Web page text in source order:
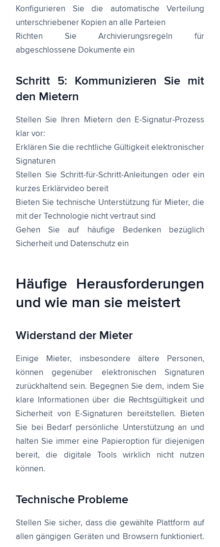
Konfigurieren Sie die automatische Verteilung
unterschriebener Kopien an alle Parteien
Richten Sie Archivierungsregeln für
abgeschlossene Dokumente ein
Schritt 5: Kommunizieren Sie mit
den Mietern
Stellen Sie Ihren Mietern den E-Signatur-Prozess
klar vor:
Erklären Sie die rechtliche Gültigkeit elektronischer
Signaturen
Stellen Sie Schritt-für-Schritt-Anleitungen oder ein
kurzes Erklärvideo bereit
Bieten Sie technische Unterstützung für Mieter, die
mit der Technologie nicht vertraut sind
Gehen Sie auf häufige Bedenken bezüglich
Sicherheit und Datenschutz ein
Häufige Herausforderungen
und wie man sie meistert
Widerstand der Mieter
Einige Mieter, insbesondere ältere Personen,
können gegenüber elektronischen Signaturen
zurückhaltend sein. Begegnen Sie dem, indem Sie
klare Informationen über die Rechtsgültigkeit und
Sicherheit von E-Signaturen bereitstellen. Bieten
Sie bei Bedarf persönliche Unterstützung an und
halten Sie immer eine Papieroption für diejenigen
bereit, die digitale Tools wirklich nicht nutzen
können.
Technische Probleme
Stellen Sie sicher, dass die gewählte Plattform auf
allen gängigen Geräten und Browsern funktioniert.